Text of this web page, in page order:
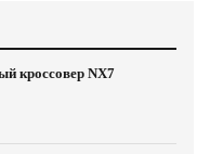
кроссовер NX7